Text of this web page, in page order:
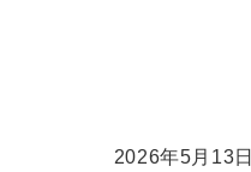
2026年5月13日